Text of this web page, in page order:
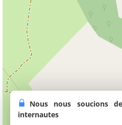
Nous nous soucions
internautes